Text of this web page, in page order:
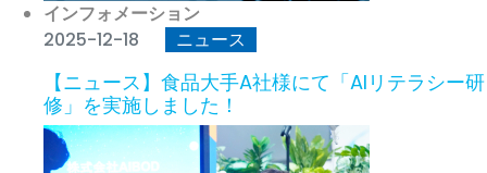
インフォメーション
2025-12-18
ニュース
【ニュース】食品大手A社様にて「AIリテラシー研
修」を実施しました！